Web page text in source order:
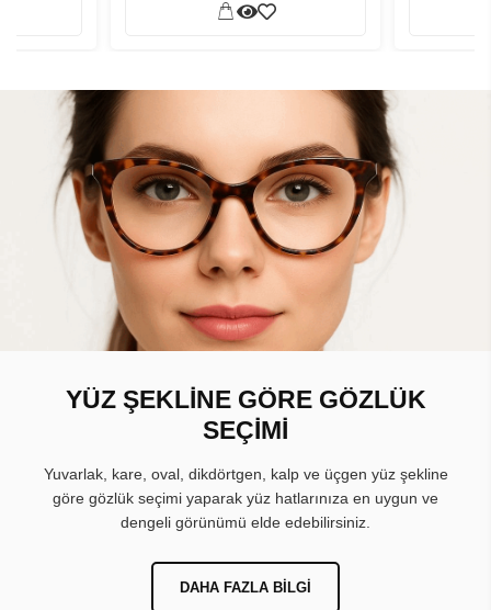
YÜZ ŞEKLİNE GÖRE GÖZLÜK
SEÇİMİ
Yuvarlak, kare, oval, dikdörtgen, kalp ve üçgen yüz şekline
göre gözlük seçimi yaparak yüz hatlarınıza en uygun ve
dengeli görünümü elde edebilirsiniz.
DAHA FAZLA BILGI